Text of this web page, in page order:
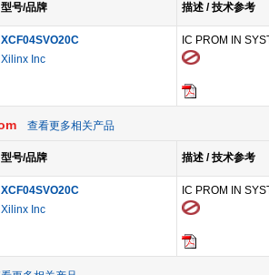
型号/品牌 描述 / 技术参考
XCF04SVO20C
Xilinx Inc
IC PROM IN
查看更多相关产品
型号/品牌 描述 / 技术参考
XCF04SVO20C
Xilinx Inc
IC PROM IN